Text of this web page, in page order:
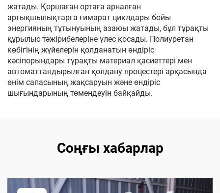
жатады. Қоршаған ортаға арналған
артықшылықтарға ғимарат циклдары бойы
энергияның тұтынуының азаюы жатады, бұл тұрақты
құрылыс тәжірибелеріне үлес қосады. Полиуретан
көбігінің жүйелерін қолданатын өндіріс
кәсіпорындары тұрақты материал қасиеттері мен
автоматтандырылған қолдану процестері арқасында
өнім сапасының жақсаруын және өндіріс
шығындарының төмендеуін байқайды.
Соңғы хабарлар